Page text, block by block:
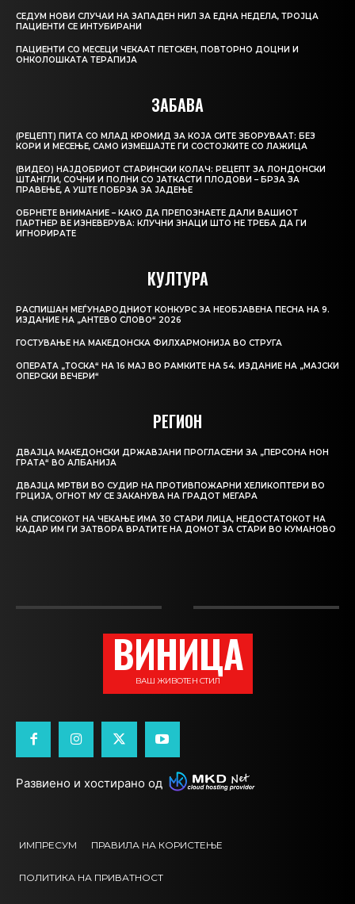
СЕДУМ НОВИ СЛУЧАИ НА ЗАПАДЕН НИЛ ЗА ЕДНА НЕДЕЛА, ТРОЈЦА
ПАЦИЕНТИ СЕ ИНТУБИРАНИ
ПАЦИЕНТИ СО МЕСЕЦИ ЧЕКААТ ПЕТСКЕН, ПОВТОРНО ДОЦНИ И
ОНКОЛОШКАТА ТЕРАПИЈА
ЗАБАВА
(РЕЦЕПТ) ПИТА СО МЛАД КРОМИД ЗА КОЈА СИТЕ ЗБОРУВААТ: БЕЗ
КОРИ И МЕСЕЊЕ, САМО ИЗМЕШАЈТЕ ГИ СОСТОЈКИТЕ СО ЛАЖИЦА
(ВИДЕО) НАЈДОБРИОТ СТАРИНСКИ КОЛАЧ: РЕЦЕПТ ЗА ЛОНДОНСКИ
ШТАНГЛИ, СОЧНИ И ПОЛНИ СО ЈАТКАСТИ ПЛОДОВИ – БРЗА ЗА
ПРАВЕЊЕ, А УШТЕ ПОБРЗА ЗА ЈАДЕЊЕ
ОБРНЕТЕ ВНИМАНИЕ – КАКО ДА ПРЕПОЗНАЕТЕ ДАЛИ ВАШИОТ
ПАРТНЕР ВЕ ИЗНЕВЕРУВА: КЛУЧНИ ЗНАЦИ ШТО НЕ ТРЕБА ДА ГИ
ИГНОРИРАТЕ
КУЛТУРА
РАСПИШАН МЕЃУНАРОДНИОТ КОНКУРС ЗА НЕОБЈАВЕНА ПЕСНА НА 9.
ИЗДАНИЕ НА „АНТЕВО СЛОВО“ 2026
ГОСТУВАЊЕ НА МАКЕДОНСКА ФИЛХАРМОНИЈА ВО СТРУГА
ОПЕРАТА „ТОСКА“ НА 16 МАЈ ВО РАМКИТЕ НА 54. ИЗДАНИЕ НА „МАЈСКИ
ОПЕРСКИ ВЕЧЕРИ“
РЕГИОН
ДВАЈЦА МАКЕДОНСКИ ДРЖАВЈАНИ ПРОГЛАСЕНИ ЗА „ПЕРСОНА НОН
ГРАТА“ ВО АЛБАНИЈА
ДВАЈЦА МРТВИ ВО СУДИР НА ПРОТИВПОЖАРНИ ХЕЛИКОПТЕРИ ВО
ГРЦИЈА, ОГНОТ МУ СЕ ЗАКАНУВА НА ГРАДОТ МЕГАРА
НА СПИСОКОТ НА ЧЕКАЊЕ ИМА 30 СТАРИ ЛИЦА, НЕДОСТАТОКОТ НА
КАДАР ИМ ГИ ЗАТВОРА ВРАТИТЕ НА ДОМОТ ЗА СТАРИ ВО КУМАНОВО
ВИНИЦА
ВАШ ЖИВОТЕН СТИЛ
Развиено и хостирано од
ИМПРЕСУМ ПРАВИЛА НА КОРИСТЕЊЕ
ПОЛИТИКА НА ПРИВАТНОСТ